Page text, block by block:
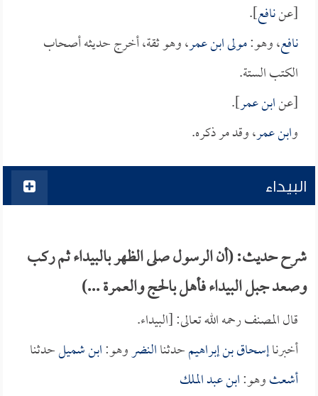
[عننافع].
نافع، وهو:مولى ابن عمر، وهو ثقة، أخرج حديثه أصحاب
الكتب الستة.
[عنابن عمر].
وابن عمر، وقد مر ذكره.
البيداء
شرح حديث: (أن الرسول صلى الظهر بالبيداء ثم ركب
وصعد جبل البيداء فأهل بالحج والعمرة ...)
قال المصنف رحمه الله تعالى: [البيداء.
أخبرناإسحاق بن إبراهيمحدثناالنضروهو:ابن شميلحدثنا
أشعثوهو:ابن عبد الملك